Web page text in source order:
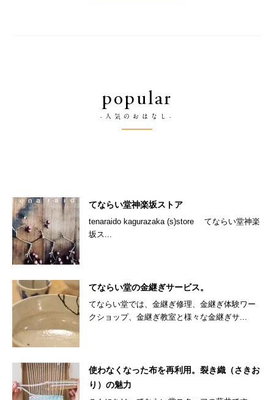
popular
-人気のおはなし-
てならい堂神楽坂ストア
tenaraido kagurazaka (s)store てならい堂神楽
坂ス...
てならい堂の金継ぎサービス。
てならい堂では、金継ぎ修理、金継ぎ体験ワー
クショップ、金継ぎ教室と様々な金継ぎサ...
使わなくなった布を再利用。裂き織（さきお
り）の魅力